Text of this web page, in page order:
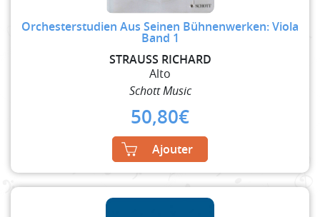
Orchesterstudien Aus Seinen Bühnenwerken: Viola
Band 1
STRAUSS RICHARD
Alto
Schott Music
50,80€
Ajouter